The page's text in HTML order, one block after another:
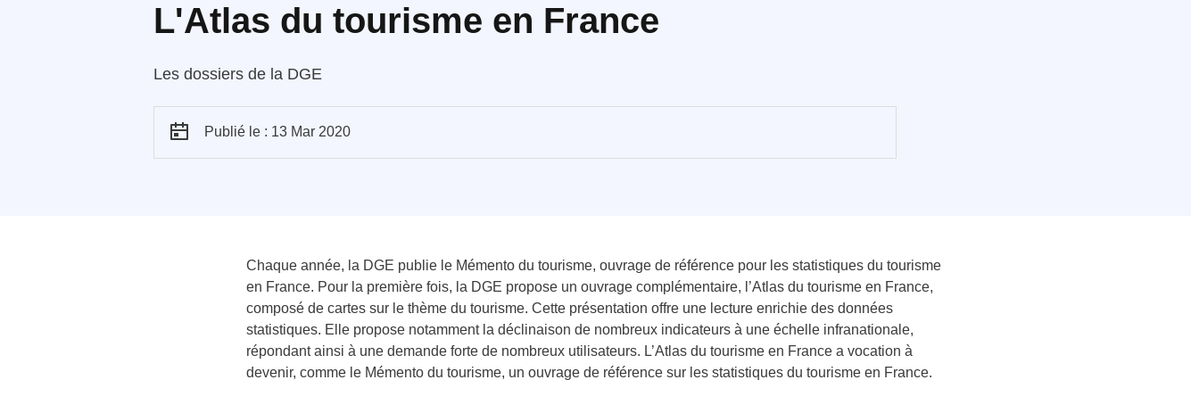
L'Atlas du tourisme en France
Les dossiers de la DGE
Publié le : 13 Mar 2020
Chaque année, la DGE publie le Mémento du tourisme, ouvrage de référence pour les statistiques du tourisme
en France. Pour la première fois, la DGE propose un ouvrage complémentaire, l’Atlas du tourisme en France,
composé de cartes sur le thème du tourisme. Cette présentation offre une lecture enrichie des données
statistiques. Elle propose notamment la déclinaison de nombreux indicateurs à une échelle infranationale,
répondant ainsi à une demande forte de nombreux utilisateurs. L’Atlas du tourisme en France a vocation à
devenir, comme le Mémento du tourisme, un ouvrage de référence sur les statistiques du tourisme en France.